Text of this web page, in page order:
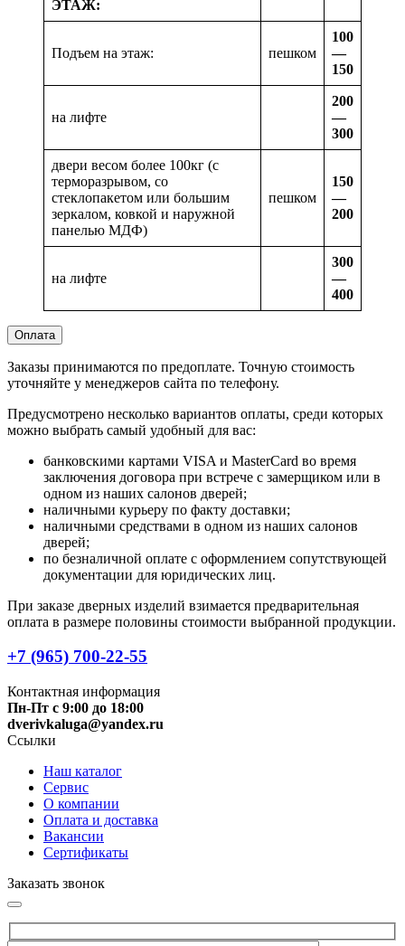
ЭТАЖ:
Подъем на этаж: пешком
100
—
150
на лифте
200
—
300
двери весом более 100кг (с
терморазрывом, со
стеклопакетом или большим
зеркалом, ковкой и наружной
панелью МДФ)
пешком
150
—
200
на лифте
300
—
400
Оплата
Заказы принимаются по предоплате. Точную стоимость
уточняйте у менеджеров сайта по телефону.
Предусмотрено несколько вариантов оплаты, среди которых
можно выбрать самый удобный для вас:
банковскими картами VISA и MasterCard во время
заключения договора при встрече с замерщиком или в
одном из наших салонов дверей;
наличными курьеру по факту доставки;
наличными средствами в одном из наших салонов
дверей;
по безналичной оплате с оформлением сопутствующей
документации для юридических лиц.
При заказе дверных изделий взимается предварительная
оплата в размере половины стоимости выбранной продукции.
+7 (965) 700-22-55
Контактная информация
Пн-Пт с 9:00 до 18:00
dverivkaluga@yandex.ru
Ссылки
Наш каталог
Сервис
О компании
Оплата и доставка
Вакансии
Сертификаты
Заказать звонок